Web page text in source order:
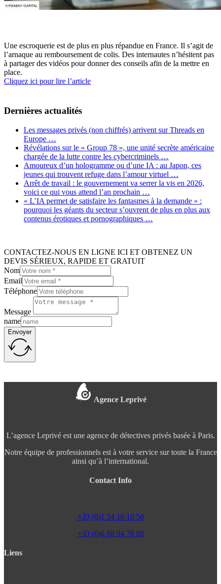
Une escroquerie est de plus en plus répandue en France. Il s’agit de
l’arnaque au remboursement de colis. Des internautes n’hésitent pas
à partager des vidéos pour donner des conseils afin de la mettre en
place.
Cliquez ici pour lire l’article
Dernières actualités
Les messages privés (non chiffrés) arrivent sur Threads en
Europe …
Révélations sur le « Group 78 », une unité secrète américaine
chargée de la lutte contre les cybercriminels …
Amoureux d’un hologramme ou d’une IA : au Japon, ces
jeunes qui trouvent refuge dans l’amour virtuel …
Arrêt de travail : le gouvernement va serrer la vis en 2026,
voici ce qui vous attend l’an prochain …
« L’IA permet de satisfaire les fantasmes à la demande » :
pourquoi les géants du secteur s’ouvrent de plus en plus aux
contenus érotiques et pornographiques …
CONTACTEZ-NOUS EN LIGNE ICI ET OBTENEZ UN
DEVIS SÉRIEUX, RAPIDE ET GRATUIT
Nom
Email
Téléphone
Message
name
Envoyer
Agence Leprivé
L’agence Leprivé est une agence de détectives privés basée à Paris.
Notre équipe de professionnels est à votre service sur toute la France
ainsi qu’à l’international.
Contact Info
+33 (0)1 34 16 10 50
+33 (0)6 88 94 78 88
Liens